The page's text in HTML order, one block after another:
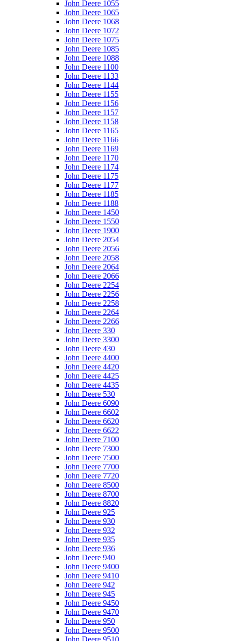
John Deere 1055
John Deere 1065
John Deere 1068
John Deere 1072
John Deere 1075
John Deere 1085
John Deere 1088
John Deere 1100
John Deere 1133
John Deere 1144
John Deere 1155
John Deere 1156
John Deere 1157
John Deere 1158
John Deere 1165
John Deere 1166
John Deere 1169
John Deere 1170
John Deere 1174
John Deere 1175
John Deere 1177
John Deere 1185
John Deere 1188
John Deere 1450
John Deere 1550
John Deere 1900
John Deere 2054
John Deere 2056
John Deere 2058
John Deere 2064
John Deere 2066
John Deere 2254
John Deere 2256
John Deere 2258
John Deere 2264
John Deere 2266
John Deere 330
John Deere 3300
John Deere 430
John Deere 4400
John Deere 4420
John Deere 4425
John Deere 4435
John Deere 530
John Deere 6090
John Deere 6602
John Deere 6620
John Deere 6622
John Deere 7100
John Deere 7300
John Deere 7500
John Deere 7700
John Deere 7720
John Deere 8500
John Deere 8700
John Deere 8820
John Deere 925
John Deere 930
John Deere 932
John Deere 935
John Deere 936
John Deere 940
John Deere 9400
John Deere 9410
John Deere 942
John Deere 945
John Deere 9450
John Deere 9470
John Deere 950
John Deere 9500
John Deere 9510